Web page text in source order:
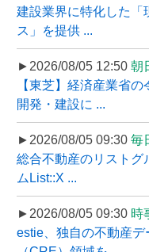
建設業界に特化した「
ス」を提供 ...
►2026/08/05 12:50 朝
【東芝】経済産業省
開発・建設に ...
►2026/08/05 09:30 毎
総合不動産のリストグ
ムList::X ...
►2026/08/05 09:30 時
estie、独自の不動産